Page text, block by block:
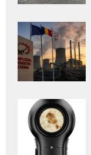
Adaugă
aici textul
pentru
subtitlu
Adaugă
aici textul
pentru
subtitlu